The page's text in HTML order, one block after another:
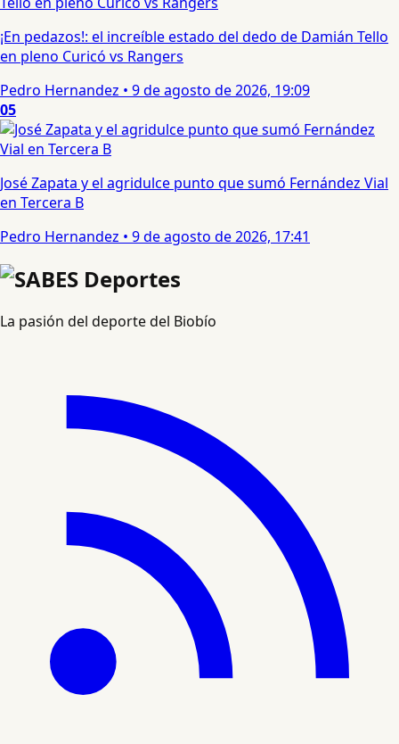
¡En pedazos!: el increíble estado del dedo de Damián Tello
en pleno Curicó vs Rangers
Pedro Hernandez • 9 de agosto de 2026, 19:09
05
José Zapata y el agridulce punto que sumó Fernández Vial
en Tercera B
Pedro Hernandez • 9 de agosto de 2026, 17:41
La pasión del deporte del Biobío